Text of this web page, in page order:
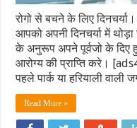
रोगो से बचने के लिए
आपको अपनी दिनचर्या में
के अनुरूप अपने पूर्वजो के दिए
आरोग्य की प्राप्ति करे।
पहले पार्क या हरियाली
Read More »